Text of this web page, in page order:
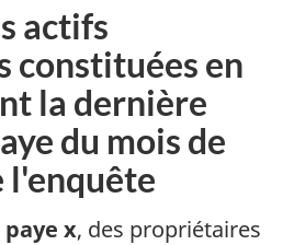
actifs
constituées en
la dernière
du mois de
l'enquête
x, des propriétaires